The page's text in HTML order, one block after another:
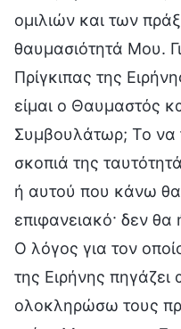
ομιλιών και των
θαυμασιότητά Μου.
Πρίγκιπας της
είμαι ο Θαυμαστός
Συμβουλάτωρ; Το να
σκοπιά της
ή αυτού που κάνω
επιφανειακό· δεν
Ο λόγος για τον
της Ειρήνης
ολοκληρώσω τους